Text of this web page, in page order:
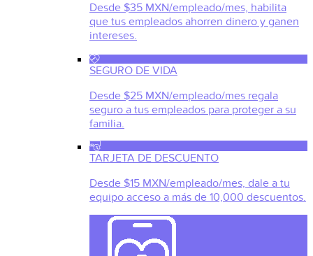
Desde $35 MXN/empleado/mes, habilita
que tus empleados ahorren dinero y ganen
intereses.
SEGURO DE VIDA
Desde $25 MXN/empleado/mes regala
seguro a tus empleados para proteger a su
familia.
TARJETA DE DESCUENTO
Desde $15 MXN/empleado/mes, dale a tu
equipo acceso a más de 10,000 descuentos.